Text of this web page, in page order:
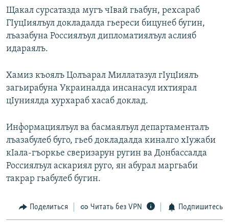
ПОДПИШИТЕСЬ НА РАССЫЛКУ
СОЦИАЛЬНЫЕ СЕТИ
Щакал сурсатазда мугъ чIвай гьабун, рехсараб
ГIуцIиялъул докладалда гьереси бицунеб бугин,
лъазабуна Россиялъул дипломатиялъул аслияб
идараялъ.
Хамиз къоялъ Цолъарал Миллатазул гIуцIиялъ
загьирабуна Украиналда инсанасул ихтиярал
цIуниялда хурхараб хасаб доклад.
Информациялъул ва басмаялъул департаменталъ
лъазабулеб буго, гьеб докладалда киналго хIужаби
кIала-гъоркье сверизарун ругин ва Донбассалда
Россиялъул аскариял руго, ян абурал маргьаби
такрар гьабулеб бугин.
Поделиться Читать без VPN Подпишитесь